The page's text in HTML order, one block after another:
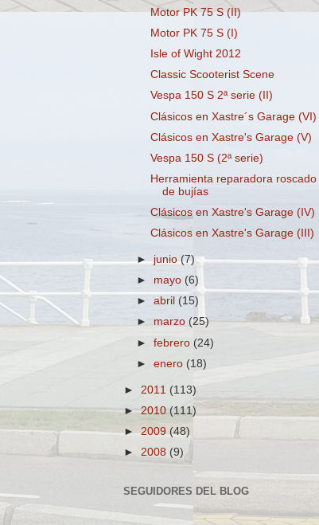
Motor PK 75 S (II)
Motor PK 75 S (I)
Isle of Wight 2012
Classic Scooterist Scene
Vespa 150 S 2ª serie (II)
Clásicos en Xastre´s Garage (VI)
Clásicos en Xastre's Garage (V)
Vespa 150 S (2ª serie)
Herramienta reparadora roscado
de bujías
Clásicos en Xastre's Garage (IV)
Clásicos en Xastre's Garage (III)
►junio(7)
► mayo (6)
►abril (15)
► marzo (25)
►febrero (24)
►enero (18)
► 2011 (113)
► 2010(111)
►2009 (48)
► 2008 (9)
SEGUIDORES DEL BLOG